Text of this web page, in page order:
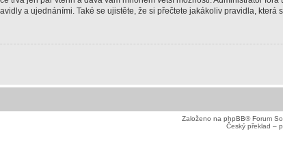
a ujednáními. Také se ujistěte, že si přečtete jakákoliv pravidla, která
Založeno na phpBB® Forum
Český překlad –